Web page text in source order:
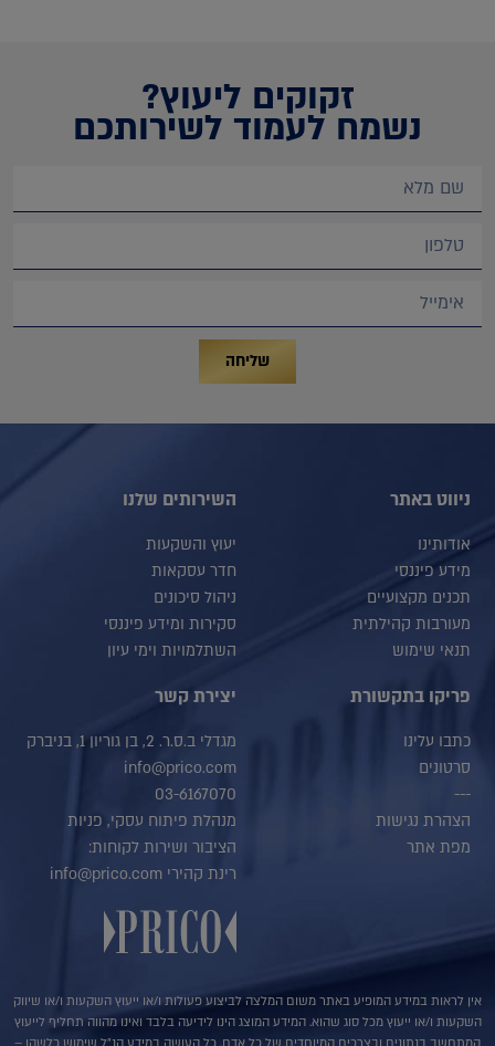
זקוקים ליעוץ?
נשמח לעמוד לשירותכם
שליחה
ניווט באתר
אודותינו
מידע פיננסי
תכנים מקצועיים
מעורבות קהילתית
תנאי שימוש
השירותים שלנו
יעוץ והשקעות
חדר עסקאות
ניהול סיכונים
סקירות ומידע פיננסי
השתלמויות וימי עיון
פריקו בתקשורת
כתבו עלינו
סרטונים
---
הצהרת נגישות
מפת אתר
יצירת קשר
מגדלי ב.ס.ר. 2, בן גוריון 1, בניברק
info@prico.com
03-6167070
מנהלת פיתוח עסקי, פניות
הציבור ושירות לקוחות:
רינת קהירי info@prico.com
אין לראות במידע המופיע באתר משום המלצה לביצוע פעולות ו/או ייעוץ השקעות ו/או שיווק
השקעות ו/או ייעוץ מכל סוג שהוא. המידע המוצג הינו לידיעה בלבד ואינו מהווה תחליף לייעוץ